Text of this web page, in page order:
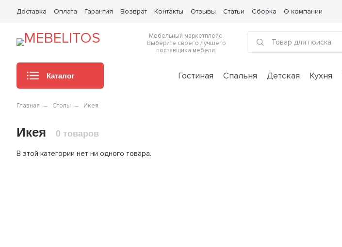
Доставка Оплата Гарантия Возврат Контакты Отзывы Статьи Сборка О компании
Мебельный маркетплейс.
Выберите своего лучшего
поставщика мебели.
Каталог Гостиная Спальня Детская Кухня
Главная Столы Икея
Икея 0 товаров
В этой категории нет ни одного товара.